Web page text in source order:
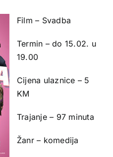
Film – Svadba
Termin – do 15.02. u
19.00
Cijena ulaznice – 5
KM
Trajanje – 97 minuta
Žanr – komedija